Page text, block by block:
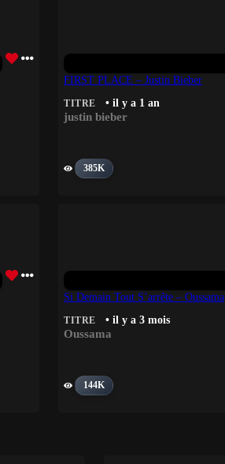
FIRST PLACE – Justin Bieber
TITRE • il y a 1 an
justin bieber
385K
Si Demain Tout S’arrête – Oussama
TITRE • il y a 3 mois
Oussama
144K